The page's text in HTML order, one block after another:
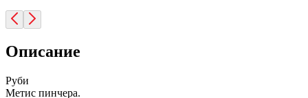
Описание
Руби
Метис пинчера.